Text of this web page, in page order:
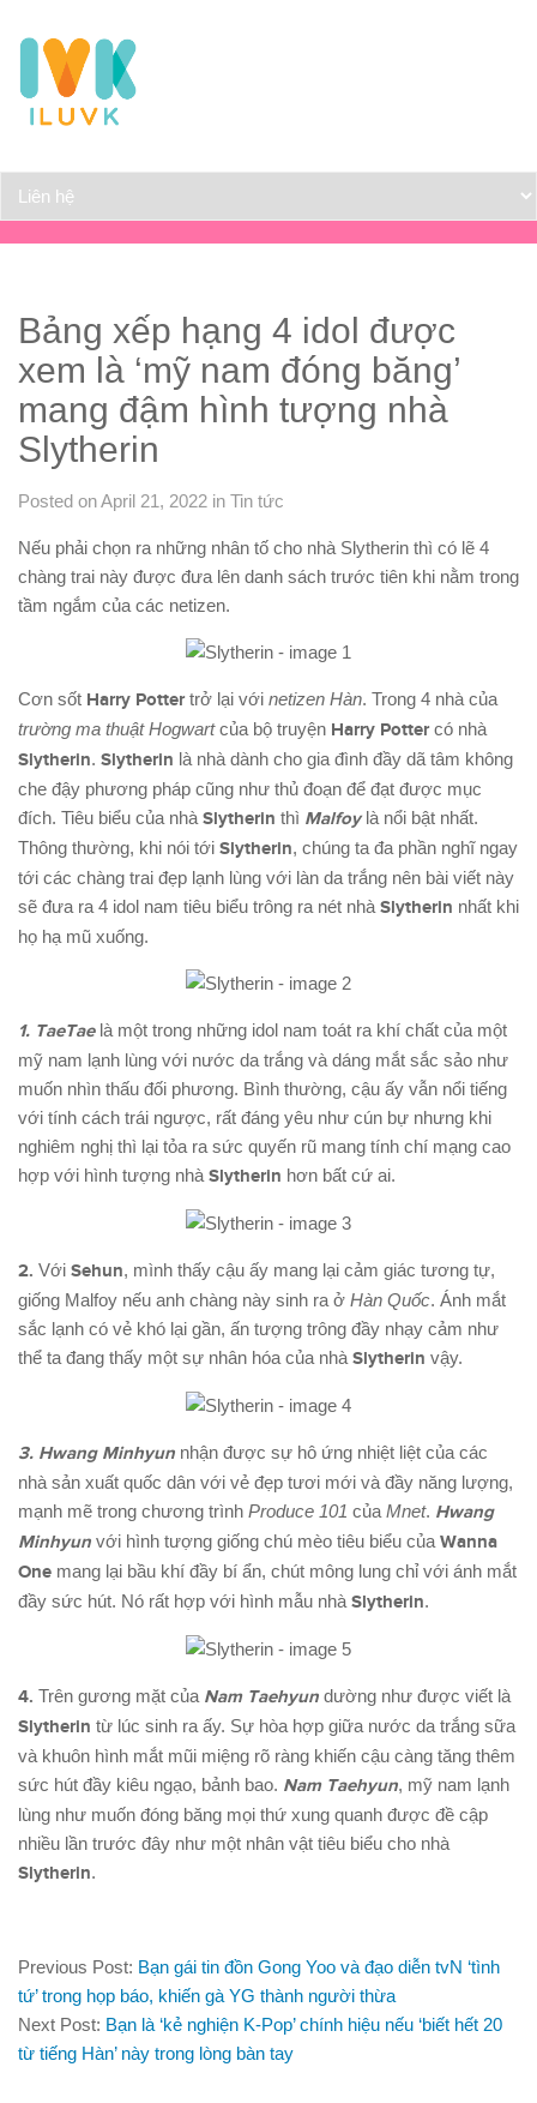
Bảng xếp hạng 4 idol được
xem là ‘mỹ nam đóng băng’
mang đậm hình tượng nhà
Slytherin
Posted on April 21, 2022 in Tin tức
Nếu phải chọn ra những nhân tố cho nhà Slytherin thì có lẽ 4
chàng trai này được đưa lên danh sách trước tiên khi nằm trong
tầm ngắm của các netizen.
Cơn sốt Harry Pottertrở lại với netizen Hàn. Trong 4 nhà của
trường ma thuật Hogwartcủa bộ truyện Harry Pottercó nhà
Slytherin. Slytherin là nhà dành cho gia đình đầy dã tâm không
che đậy phương pháp cũng như thủ đoạn để đạt được mục
đích. Tiêu biểu của nhà Slytherin thì Malfoylà nổi bật nhất.
Thông thường, khi nói tới Slytherin, chúng ta đa phần nghĩ ngay
tới các chàng trai đẹp lạnh lùng với làn da trắng nên bài viết này
sẽ đưa ra 4 idol nam tiêu biểu trông ra nét nhà Slytherin nhất khi
họ hạ mũ xuống.
1. TaeTae là một trong những idol nam toát ra khí chất của một
mỹ nam lạnh lùng với nước da trắng và dáng mắt sắc sảo như
muốn nhìn thấu đối phương. Bình thường, cậu ấy vẫn nổi tiếng
với tính cách trái ngược, rất đáng yêu như cún bự nhưng khi
nghiêm nghị thì lại tỏa ra sức quyến rũ mang tính chí mạng cao
hợp với hình tượng nhà Slytherin hơn bất cứ ai.
2. Với Sehun, mình thấy cậu ấy mang lại cảm giác tương tự,
giống Malfoy nếu anh chàng này sinh ra ở Hàn Quốc. Ánh mắt
sắc lạnh có vẻ khó lại gần, ấn tượng trông đầy nhạy cảm như
thể ta đang thấy một sự nhân hóa của nhà Slytherin vậy.
3. Hwang Minhyun nhận được sự hô ứng nhiệt liệt của các
nhà sản xuất quốc dân với vẻ đẹp tươi mới và đầy năng lượng,
mạnh mẽ trong chương trình Produce 101 của Mnet. Hwang
Minhyun với hình tượng giống chú mèo tiêu biểu của Wanna
One mang lại bầu khí đầy bí ẩn, chút mông lung chỉ với ánh mắt
đầy sức hút. Nó rất hợp với hình mẫu nhà Slytherin.
4. Trên gương mặt của Nam Taehyun dường như được viết là
Slytherin từ lúc sinh ra ấy. Sự hòa hợp giữa nước da trắng sữa
và khuôn hình mắt mũi miệng rõ ràng khiến cậu càng tăng thêm
sức hút đầy kiêu ngạo, bảnh bao. Nam Taehyun, mỹ nam lạnh
lùng như muốn đóng băng mọi thứ xung quanh được đề cập
nhiều lần trước đây như một nhân vật tiêu biểu cho nhà
Slytherin.
Previous Post: Bạn gái tin đồn Gong Yoo và đạo diễn tvN ‘tình
tứ’ trong họp báo, khiến gà YG thành người thừa
Next Post: Bạn là ‘kẻ nghiện K-Pop’ chính hiệu nếu ‘biết hết 20
từ tiếng Hàn’ này trong lòng bàn tay